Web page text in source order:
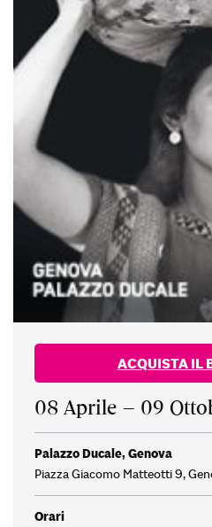
ACQUISTA IL
08 Aprile – 09
Palazzo Ducale, Genova
Piazza Giacomo Matteotti 9,
Orari